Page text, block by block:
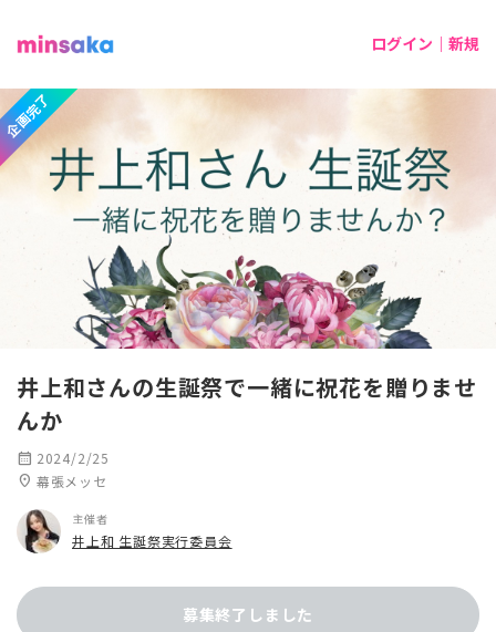
ログイン｜新規
企画完了
井上和さんの生誕祭で一緒に祝花を贈りませ
んか
calendar_month 2024/2/25
location_on 幕張メッセ
主催者
井上和 生誕祭実行委員会
募集終了しました